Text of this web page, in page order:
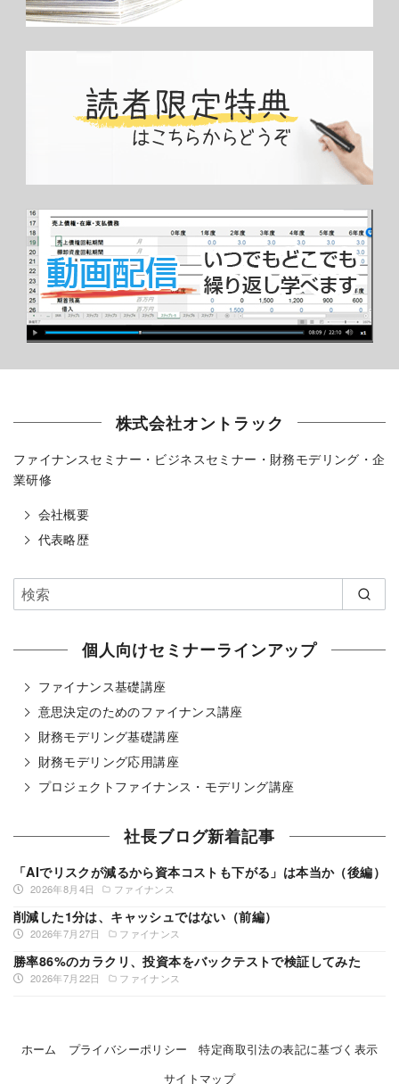
株式会社オントラック
ファイナンスセミナー・ビジネスセミナー・財務モデリング・企
業研修
会社概要
代表略歴
個人向けセミナーラインアップ
ファイナンス基礎講座
意思決定のためのファイナンス講座
財務モデリング基礎講座
財務モデリング応用講座
プロジェクトファイナンス・モデリング講座
社長ブログ新着記事
2026年8月4日 ファイナンス
「AIでリスクが減るから資本コストも下がる」は本当か（後編）
2026年7月27日 ファイナンス
削減した1分は、キャッシュではない（前編）
2026年7月22日 ファイナンス
勝率86%のカラクリ、投資本をバックテストで検証してみた
ホーム プライバシーポリシー
特定商取引法の表記に基づく表示
サイトマップ